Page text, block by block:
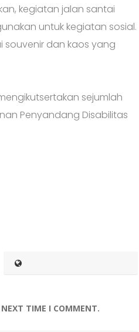
kegiatan jalan santai
untuk kegiatan sosial.
dan kaos yang
sejumlah
Penyandang Disabilitas
TIME I COMMENT.